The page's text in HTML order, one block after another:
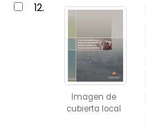
12.
Imagen de
cubierta local